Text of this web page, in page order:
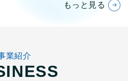
もっと見る
業紹介